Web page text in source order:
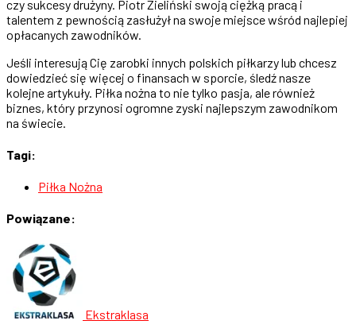
czy sukcesy drużyny. Piotr Zieliński swoją ciężką pracą i
talentem z pewnością zasłużył na swoje miejsce wśród najlepiej
opłacanych zawodników.
Jeśli interesują Cię zarobki innych polskich piłkarzy lub chcesz
dowiedzieć się więcej o finansach w sporcie, śledź nasze
kolejne artykuły. Piłka nożna to nie tylko pasja, ale również
biznes, który przynosi ogromne zyski najlepszym zawodnikom
na świecie.
Tagi:
Piłka Nożna
Powiązane:
Ekstraklasa